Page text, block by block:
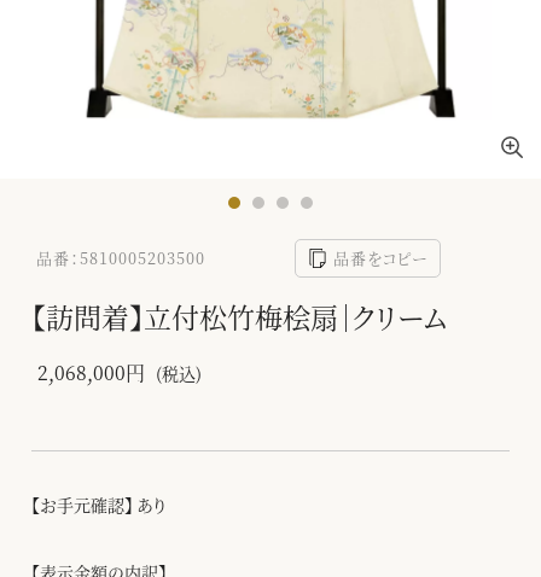
品番：5810005203500 品番をコピー
【訪問着】立付松竹梅桧扇｜クリーム
2,068,000円 (税込)
【お手元確認】 あり
【表示金額の内訳】